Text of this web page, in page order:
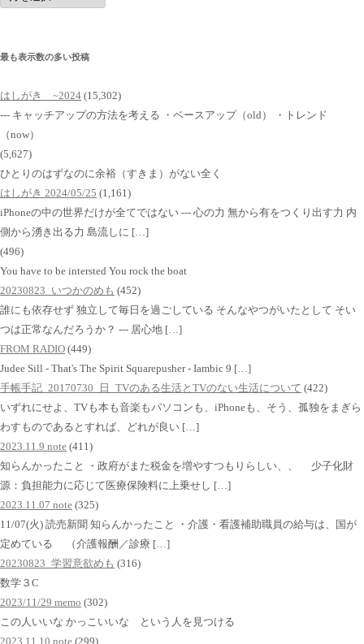
ブ
最も表示数の多い投稿
はしがき ~2024 (15,302)
--- キャッチアップの方法を考える ・ベースアップ（old） ・トレンド
（now）
(5,627)
ひとりのはずなのに余裕（すきま）がない全く
はしがき 2024/05/25 (1,161)
iPhoneの中の世界だけが全てではない --- 心の力 無から有をつくり出す力 内
側から湧き出る力 島流しに […]
(496)
You have to be intersted You rock the boat
20230823_いつかのめも (452)
誰にも依存せず 独立して毎日を過ごしている そんなやつがいたとして そい
つは正常なんだろうか？ --- 居心地 […]
FROM RADIO (449)
Judee Sill - That's The Spirit Squarepusher - Iambic 9 […]
手帳手記_20170730_日_TVのある生活とTVのない生活について (422)
いずれにせよ、TVも本も音楽もパソコンも、iPhoneも、そう、孤独をまぎら
わすものであるとすれば、どれが良い […]
2023.11.9 note (411)
知らんかったこと ・政府がまた税金を増やすつもりらしい、、 少子化財
源：負担能力に応じて医療保険料に上乗せし […]
2023.11.07 note (325)
11/07(火) 読売新聞 知らんかったこと ・介護・看護補助職員の給与は、国が
定めている （介護報酬／診療 […]
20230823_学習意欲めも (316)
数学３C
2023/11/29 memo (302)
この人いいな かっこいいな という人を見つける
2023.11.10 note (299)